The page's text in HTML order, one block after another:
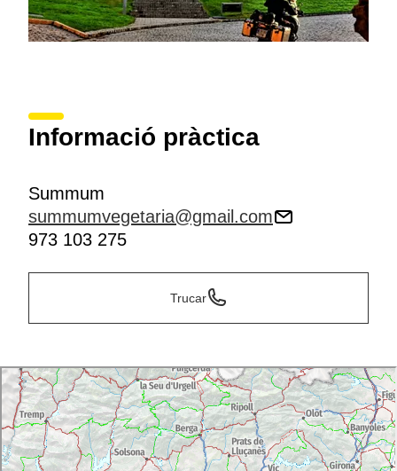
Informació pràctica
Summum
summumvegetaria@gmail.com
973 103 275
Trucar